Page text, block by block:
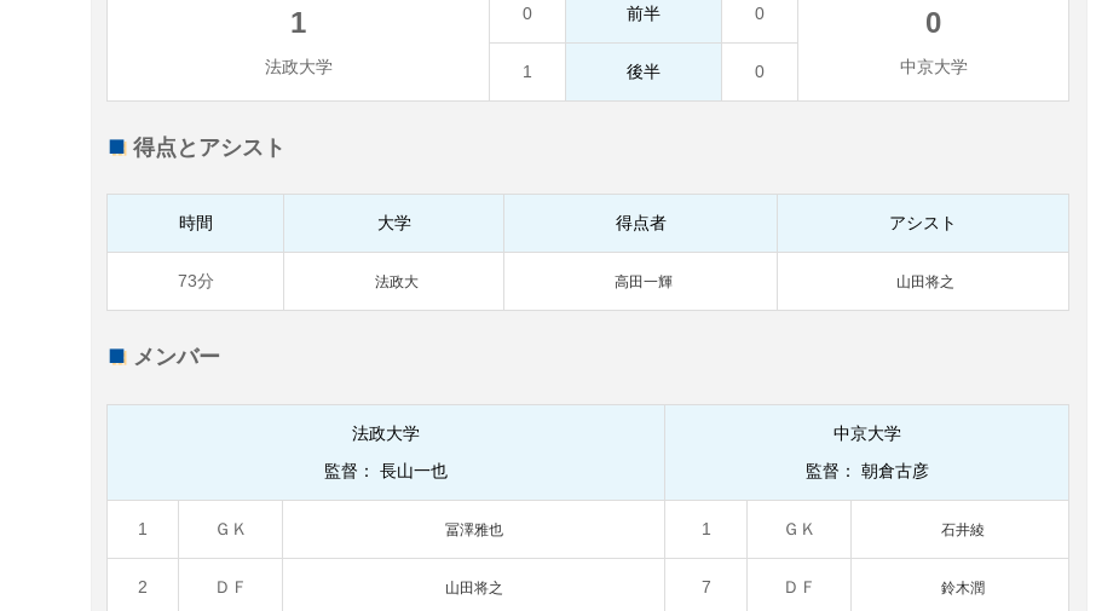
1
法政大学
0 前半 0 0
中京大学
1 後半 0
得点とアシスト
時間 大学 得点者 アシスト
73分 法政大 高田一輝 山田将之
メンバー
法政大学
監督：長山一也
中京大学
監督： 朝倉古彦
1 ＧＫ 冨澤雅也 1 ＧＫ 石井綾
2 ＤＦ 山田将之 7 ＤＦ 鈴木潤